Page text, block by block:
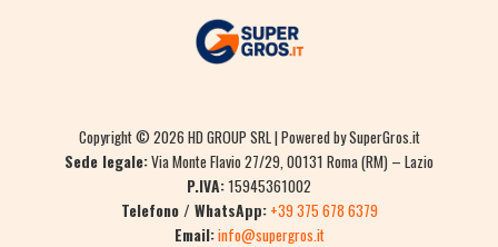
Copyright © 2026 HD GROUP SRL | Powered by SuperGros.it
Sede legale:Via Monte Flavio 27/29, 00131 Roma (RM) – Lazio
P.IVA:15945361002
Telefono / WhatsApp: +39 375 678 6379
Email:info@supergros.it